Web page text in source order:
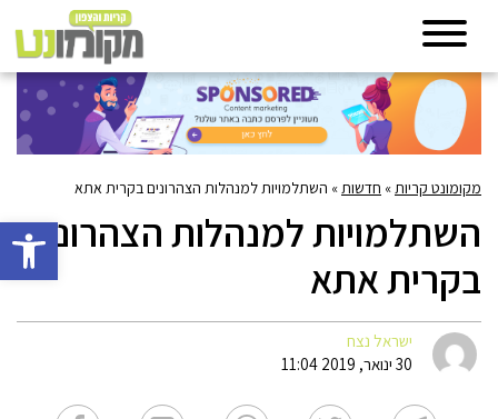
פתח
מקומונט קריות » חדשות » השתלמויות למנהלות הצהרונים בקרית אתא
השתלמויות למנהלות הצהרונים
בקרית אתא
ישראל נצח
30 ינואר, 2019 11:04